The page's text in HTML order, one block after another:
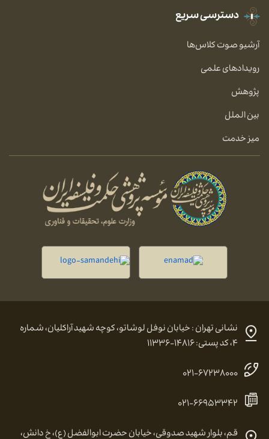
دسترسی سریع
آرشیو صوت کلاس‌ها
رویدادهای علمی
پژوهش
بین الملل
میز خدمت
نشانی تهران : خیابان نوفل لوشاتو، کوچه شهید آراکلیان، شماره
۴، کد پستی: ۱۴۸۱۶-۱۱۳۳۶
۰۲۱-۶۷۲۳۸۰۰۰
۰۲۱-۶۶۹۵۳۳۴۲
قم، بلوار شهید صدوقی، خیابان حضرت ابوالفضل (ع)، خ دانش،